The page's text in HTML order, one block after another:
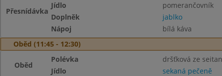
Přesnídávka
Jídlo
pomerančovník
Doplněk
jablko
Nápoj
bílá káva
Oběd (11:45 - 12:30)
Oběd
Polévka
dršťková ze
Jídlo
sekaná pečeně